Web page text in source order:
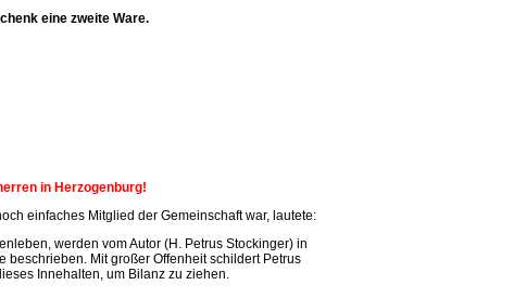
eine zweite Ware.
in Herzogenburg!
einfaches Mitglied der Gemeinschaft war, lautete:
werden vom Autor (H. Petrus Stockinger) in
beschrieben. Mit großer Offenheit schildert Petrus
Innehalten, um Bilanz zu ziehen.